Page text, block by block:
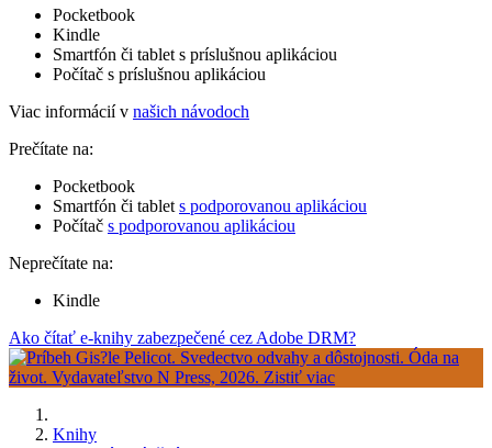
Pocketbook
Kindle
Smartfón či tablet s príslušnou aplikáciou
Počítač s príslušnou aplikáciou
Viac informácií v našich návodoch
Prečítate na:
Pocketbook
Smartfón či tablet s podporovanou aplikáciou
Počítač s podporovanou aplikáciou
Neprečítate na:
Kindle
Ako čítať e-knihy zabezpečené cez Adobe DRM?
Knihy